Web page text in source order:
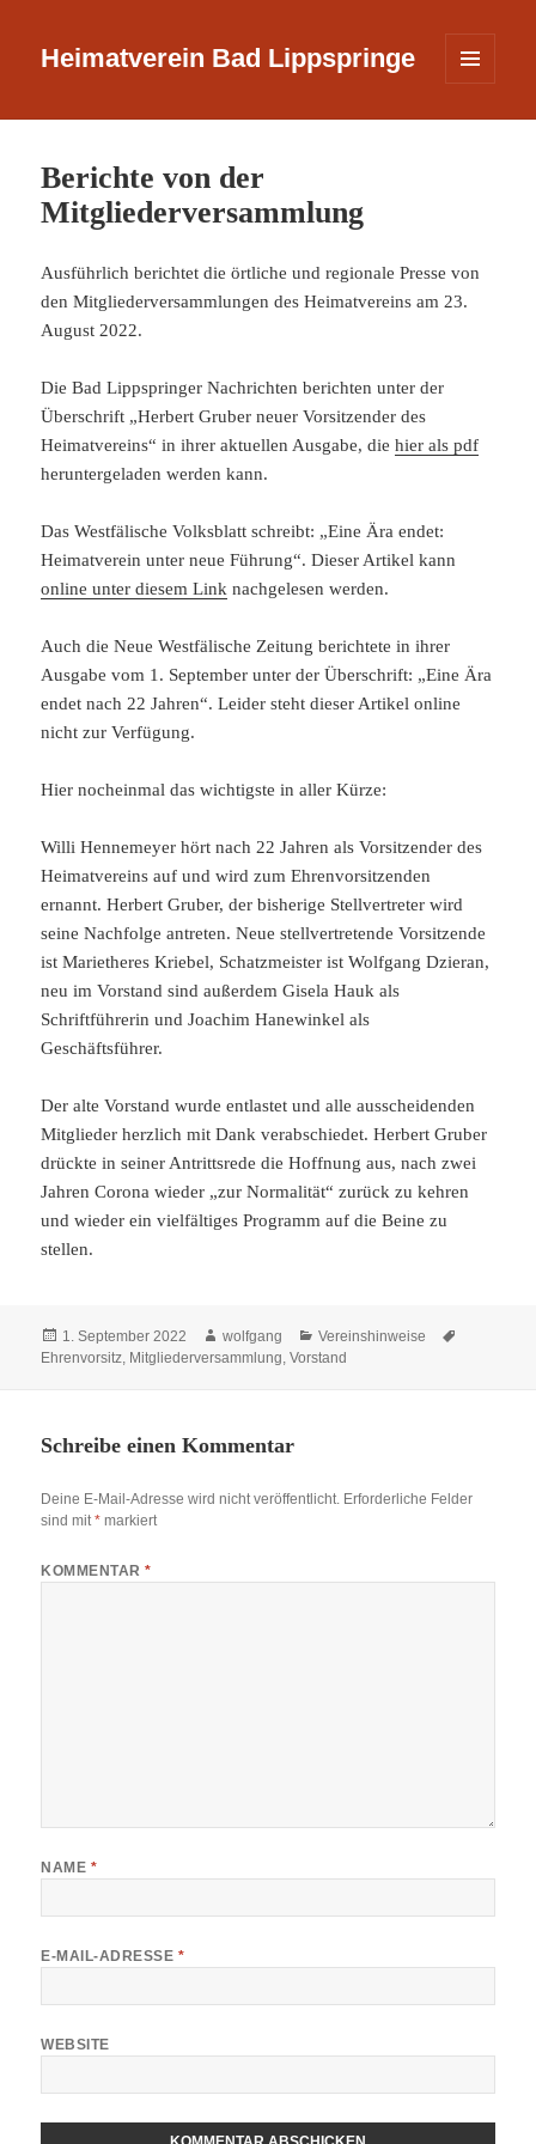
Heimatverein Bad Lippspringe
WIDGETS
Berichte von der
Mitgliederversammlung
Ausführlich berichtet die örtliche und regionale Presse von
den Mitgliederversammlungen des Heimatvereins am 23.
August 2022.
Die Bad Lippspringer Nachrichten berichten unter der
Überschrift „Herbert Gruber neuer Vorsitzender des
Heimatvereins“ in ihrer aktuellen Ausgabe, diehier als pdf
heruntergeladen werden kann.
Das Westfälische Volksblatt schreibt: „Eine Ära endet:
Heimatverein unter neue Führung“. Dieser Artikel kann
online unter diesem Link nachgelesen werden.
Auch die Neue Westfälische Zeitung berichtete in ihrer
Ausgabe vom 1. September unter der Überschrift: „Eine Ära
endet nach 22 Jahren“. Leider steht dieser Artikel online
nicht zur Verfügung.
Hier nocheinmal das wichtigste in aller Kürze:
Willi Hennemeyer hört nach 22 Jahren als Vorsitzender des
Heimatvereins auf und wird zum Ehrenvorsitzenden
ernannt. Herbert Gruber, der bisherige Stellvertreter wird
seine Nachfolge antreten. Neue stellvertretende Vorsitzende
ist Marietheres Kriebel, Schatzmeister ist Wolfgang Dzieran,
neu im Vorstand sind außerdem Gisela Hauk als
Schriftführerin und Joachim Hanewinkel als
Geschäftsführer.
Der alte Vorstand wurde entlastet und alle ausscheidenden
Mitglieder herzlich mit Dank verabschiedet. Herbert Gruber
drückte in seiner Antrittsrede die Hoffnung aus, nach zwei
Jahren Corona wieder „zur Normalität“ zurück zu kehren
und wieder ein vielfältiges Programm auf die Beine zu
stellen.
Veröffentlicht
am
1. September 2022 Autor
wolfgang Kategorien
Vereinshinweise
Ehrenvorsitz, Mitgliederversammlung,Vorstand
Schreibe einen Kommentar
Deine E-Mail-Adresse wird nicht veröffentlicht. Erforderliche Felder
sind mit* markiert
KOMMENTAR*
NAME *
E-MAIL-ADRESSE *
WEBSITE